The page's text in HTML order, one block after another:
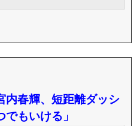
内春輝、短距離ダッシ
もいける」